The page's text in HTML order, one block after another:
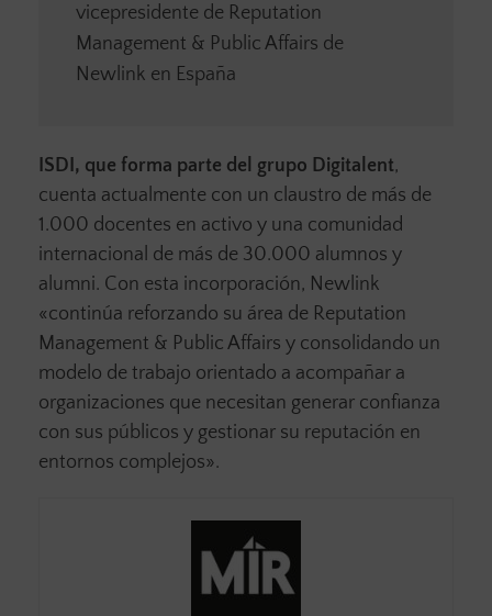
vicepresidente de Reputation
Management & Public Affairs de
Newlink en España
ISDI, que forma parte del grupo Digitalent,
cuenta actualmente con un claustro de más de
1.000 docentes en activo y una comunidad
internacional de más de 30.000 alumnos y
alumni. Con esta incorporación, Newlink
«continúa reforzando su área de Reputation
Management & Public Affairs y consolidando un
modelo de trabajo orientado a acompañar a
organizaciones que necesitan generar confianza
con sus públicos y gestionar su reputación en
entornos complejos».